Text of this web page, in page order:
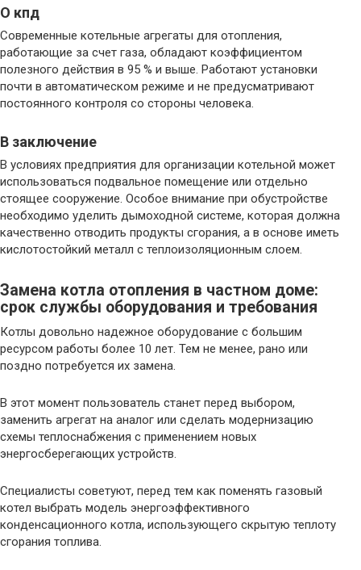
О кпд
Современные котельные агрегаты для отопления,
работающие за счет газа, обладают коэффициентом
полезного действия в 95 % и выше. Работают установки
почти в автоматическом режиме и не предусматривают
постоянного контроля со стороны человека.
В заключение
В условиях предприятия для организации котельной может
использоваться подвальное помещение или отдельно
стоящее сооружение. Особое внимание при обустройстве
необходимо уделить дымоходной системе, которая должна
качественно отводить продукты сгорания, а в основе иметь
кислотостойкий металл с теплоизоляционным слоем.
Замена котла отопления в частном доме:
срок службы оборудования и требования
Котлы довольно надежное оборудование с большим
ресурсом работы более 10 лет. Тем не менее, рано или
поздно потребуется их замена.
В этот момент пользователь станет перед выбором,
заменить агрегат на аналог или сделать модернизацию
схемы теплоснабжения с применением новых
энергосберегающих устройств.
Специалисты советуют, перед тем как поменять газовый
котел выбрать модель энергоэффективного
конденсационного котла, использующего скрытую теплоту
сгорания топлива.